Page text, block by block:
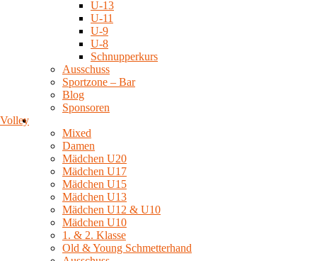
U-13
U-11
U-9
U-8
Schnupperkurs
Ausschuss
Sportzone – Bar
Blog
Sponsoren
Volley
Mixed
Damen
Mädchen U20
Mädchen U17
Mädchen U15
Mädchen U13
Mädchen U12 & U10
Mädchen U10
1. & 2. Klasse
Old & Young Schmetterhand